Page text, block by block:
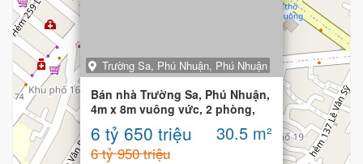
Trường Sa, Phú Nhuận, Phú Nhuận
Bán nhà Trường Sa, Phú Nhuận,
4m x 8m vuông vức, 2 phòng,
sân thuợng
6 tỷ 650 triệu 30.5 m²
6 tỷ 950 triệu